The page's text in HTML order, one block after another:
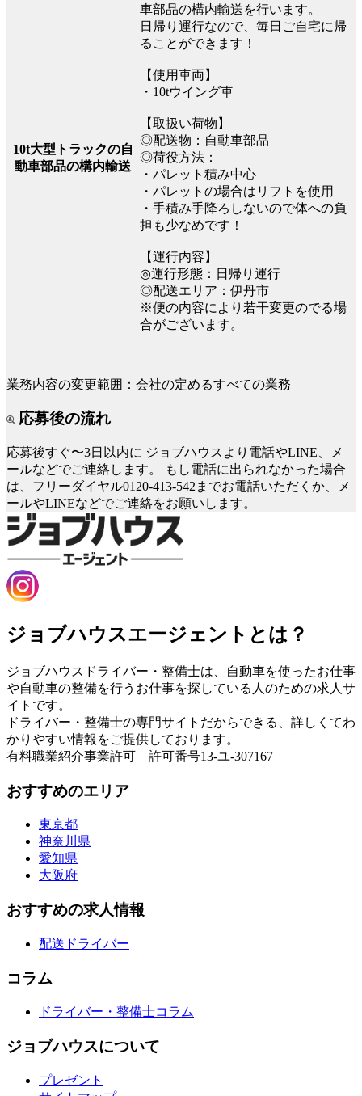
10t大型トラックの自
動車部品の構内輸送
車部品の構内輸送を行います。
日帰り運行なので、毎日ご自宅に帰
ることができます！
【使用車両】
・10tウイング車
【取扱い荷物】
◎配送物：自動車部品
◎荷役方法：
・パレット積み中心
・パレットの場合はリフトを使用
・手積み手降ろしないので体への負
担も少なめです！
【運行内容】
◎運行形態：日帰り運行
◎配送エリア：伊丹市
※便の内容により若干変更のでる場
合がございます。
業務内容の変更範囲：会社の定めるすべての業務
応募後の流れ
応募後すぐ〜3日以内に ジョブハウスより電話やLINE、メ
ールなどでご連絡します。
もし電話に出られなかった場合
は、フリーダイヤル0120-413-542までお電話いただくか、メ
ールやLINEなどでご連絡をお願いします。
ジョブハウスエージェントとは？
ジョブハウスドライバー・整備士は、自動車を使ったお仕事
や自動車の整備を行うお仕事を探している人のための求人サ
イトです。
ドライバー・整備士の専門サイトだからできる、詳しくてわ
かりやすい情報をご提供しております。
有料職業紹介事業許可 許可番号13-ユ-307167
おすすめのエリア
東京都
神奈川県
愛知県
大阪府
おすすめの求人情報
配送ドライバー
コラム
ドライバー・整備士コラム
ジョブハウスについて
プレゼント